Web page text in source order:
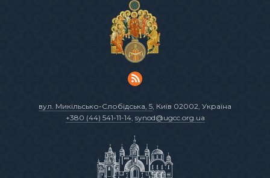
вул. Микільсько-Слобідська, 5, Київ 02002, Україна
+380 (44) 541-11-14, synod@ugcc.org.ua